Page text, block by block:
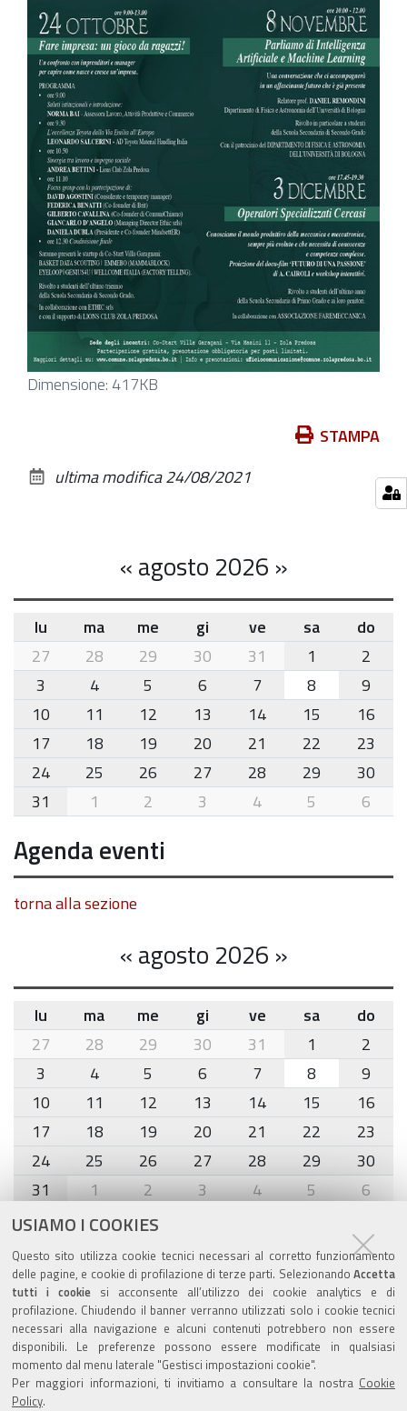
USIAMO I COOKIES
Questo sito utilizza cookie tecnici necessari al corretto funzionamento
delle pagine, e cookie di profilazione di terze parti. Selezionando Accetta
tutti i cookiesi acconsente all’utilizzo dei cookie analytics e di
profilazione. Chiudendo il banner verranno utilizzati solo i cookie tecnici
necessari alla navigazione e alcuni contenuti potrebbero non essere
disponibili. Le preferenze possono essere modificate in qualsiasi
momento dal menu laterale "Gestisci impostazioni cookie".
Per maggiori informazioni, ti invitiamo a consultare la nostra Cookie
Policy.
Clicca
alle
Dimensione: 417KB
documento
STAMPA
ultima modifica24/08/2021
«agosto 2026 »
month-
8
lu ma me gi ve sa
do
27
28 29 30 31 1
2
3
4 5 6 7 8
9
10
11 12 13 14 15
16
17
18 19 20 21 22
23
24
25 26 27 28 29
30
31
1 2 3 4 5 6
Agenda eventi
torna alla sezione
«agosto 2026 »
month-
8
lu ma me gi ve sa
do
27
28 29 30 31 1
2
3
4 5 6 7 8
9
10
11 12 13 14 15
16
17
18 19 20 21 22
23
24
25 26 27 28 29
30
31
1 2 3 4 5 6
Agenda eventi
torna alla sezione
Valuta questo sito